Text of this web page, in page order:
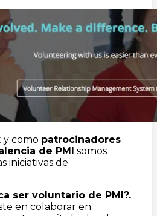
y como patrocinadores
de PMI somos
iniciativas de
ser voluntario de PMI?.
en colaborar en